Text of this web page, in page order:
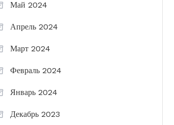
Май 2024
Апрель 2024
Март 2024
Февраль 2024
Январь 2024
Декабрь 2023